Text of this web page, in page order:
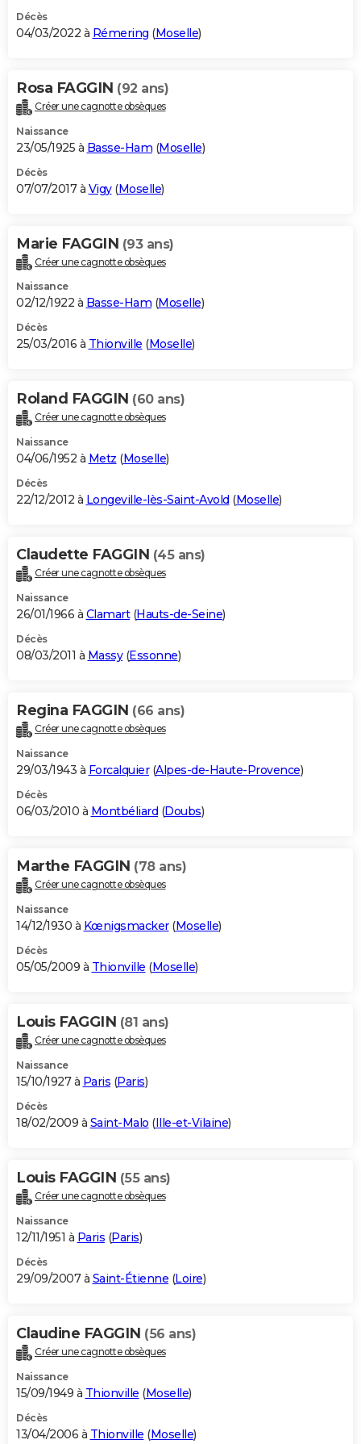
Décès
04/03/2022 à Rémering (Moselle)
Rosa FAGGIN (92 ans)
Créer une cagnotte obsèques
Naissance
23/05/1925 à Basse-Ham (Moselle)
Décès
07/07/2017 à Vigy(Moselle)
Marie FAGGIN (93 ans)
Créer une cagnotte obsèques
Naissance
02/12/1922 à Basse-Ham (Moselle)
Décès
25/03/2016 à Thionville (Moselle)
Roland FAGGIN (60 ans)
Créer une cagnotte obsèques
Naissance
04/06/1952 à Metz (Moselle)
Décès
22/12/2012 à Longeville-lès-Saint-Avold (Moselle)
Claudette FAGGIN (45 ans)
Créer une cagnotte obsèques
Naissance
26/01/1966 à Clamart(Hauts-de-Seine)
Décès
08/03/2011 à Massy(Essonne)
Regina FAGGIN (66 ans)
Créer une cagnotte obsèques
Naissance
29/03/1943 à Forcalquier(Alpes-de-Haute-Provence)
Décès
06/03/2010 à Montbéliard (Doubs)
Marthe FAGGIN (78 ans)
Créer une cagnotte obsèques
Naissance
14/12/1930 à Kœnigsmacker(Moselle)
Décès
05/05/2009 à Thionville (Moselle)
Louis FAGGIN (81 ans)
Créer une cagnotte obsèques
Naissance
15/10/1927 à Paris (Paris)
Décès
18/02/2009 à Saint-Malo (Ille-et-Vilaine)
Louis FAGGIN (55 ans)
Créer une cagnotte obsèques
Naissance
12/11/1951 à Paris (Paris)
Décès
29/09/2007 à Saint-Étienne (Loire)
Claudine FAGGIN (56 ans)
Créer une cagnotte obsèques
Naissance
15/09/1949 à Thionville (Moselle)
Décès
13/04/2006 à Thionville (Moselle)